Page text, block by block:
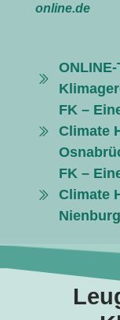
online.de
FK –
Climate
FK –
Climate
Nienburg